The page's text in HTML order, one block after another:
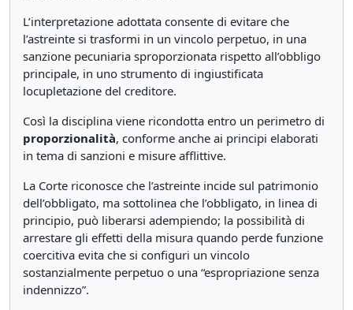
L’interpretazione adottata consente di evitare che
l’astreinte si trasformi in un vincolo perpetuo, in una
sanzione pecuniaria sproporzionata rispetto all’obbligo
principale, in uno strumento di ingiustificata
locupletazione del creditore.
Così la disciplina viene ricondotta entro un perimetro di
proporzionalità, conforme anche ai principi elaborati
in tema di sanzioni e misure afflittive.
La Corte riconosce che l’astreinte incide sul patrimonio
dell’obbligato, ma sottolinea che l’obbligato, in linea di
principio, può liberarsi adempiendo; la possibilità di
arrestare gli effetti della misura quando perde funzione
coercitiva evita che si configuri un vincolo
sostanzialmente perpetuo o una “espropriazione senza
indennizzo”.